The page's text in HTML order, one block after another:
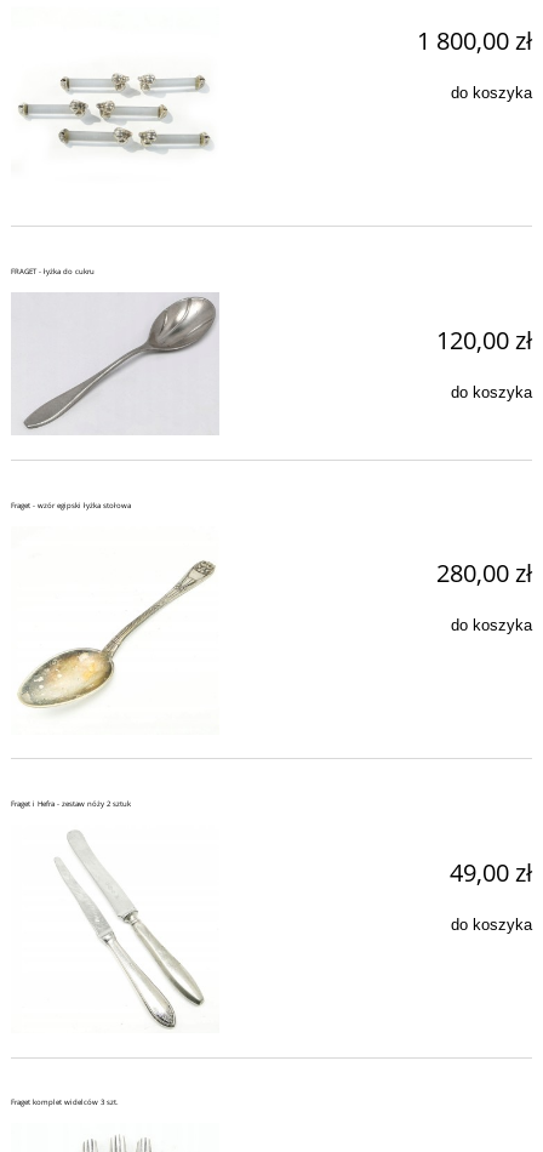
1 800,00 zł
do koszyka
FRAGET - łyżka do cukru
120,00 zł
do koszyka
Fraget - wzór egipski łyżka stołowa
280,00 zł
do koszyka
Fraget i Hefra - zestaw nóży 2 sztuk
49,00 zł
do koszyka
Fraget komplet widelców 3 szt.